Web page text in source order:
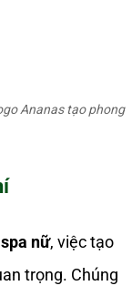
Ananas tạo phong
nữ, việc tạo
trọng. Chúng